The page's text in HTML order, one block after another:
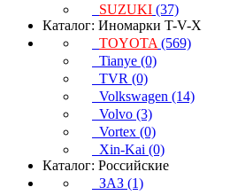
SUZUKI (37)
Каталог: Иномарки T-V-X
TOYOTA (569)
Tianye (0)
TVR (0)
Volkswagen (14)
Volvo (3)
Vortex (0)
Xin-Kai (0)
Каталог: Российские
ЗАЗ (1)